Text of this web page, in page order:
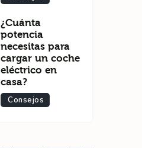
¿Cuánta
potencia
necesitas para
cargar un coche
eléctrico en
casa?
Consejos